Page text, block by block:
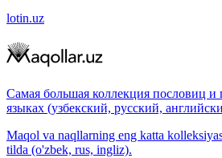
lotin.uz
Самая большая коллекция пословиц и
языках (узбекский, русский,
Maqol va naqllarning eng katta
tilda (o'zbek, rus, ingliz).